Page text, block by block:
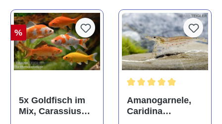
%
5x Goldfisch im
Mix, Carassius
Amanogarnele,
Caridina